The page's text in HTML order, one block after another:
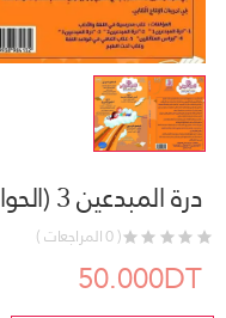
درة المبدعين 3 (الحوار- التفسير- التوجيه)
( 0 المراجعات )
50.000DT